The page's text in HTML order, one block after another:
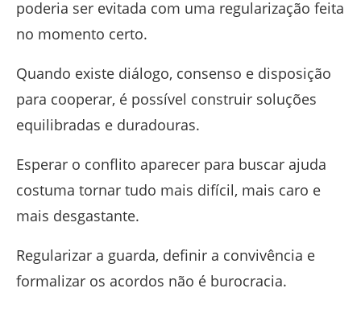
poderia ser evitada com uma regularização feita
no momento certo.
Quando existe diálogo, consenso e disposição
para cooperar, é possível construir soluções
equilibradas e duradouras.
Esperar o conflito aparecer para buscar ajuda
costuma tornar tudo mais difícil, mais caro e
mais desgastante.
Regularizar a guarda, definir a convivência e
formalizar os acordos não é burocracia.